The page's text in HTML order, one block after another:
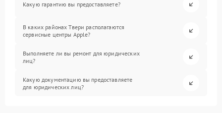
Какую гарантию вы предоставляете?
В каких районах Твери располагаются
сервисные центры Apple?
Выполняете ли вы ремонт для юридических
лиц?
Какую документацию вы предоставляете
для юридических лиц?